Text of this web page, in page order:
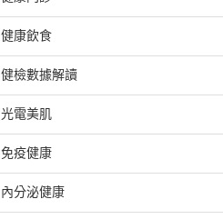
健康飲食
健檢數據解讀
光電美肌
免疫健康
內分泌健康